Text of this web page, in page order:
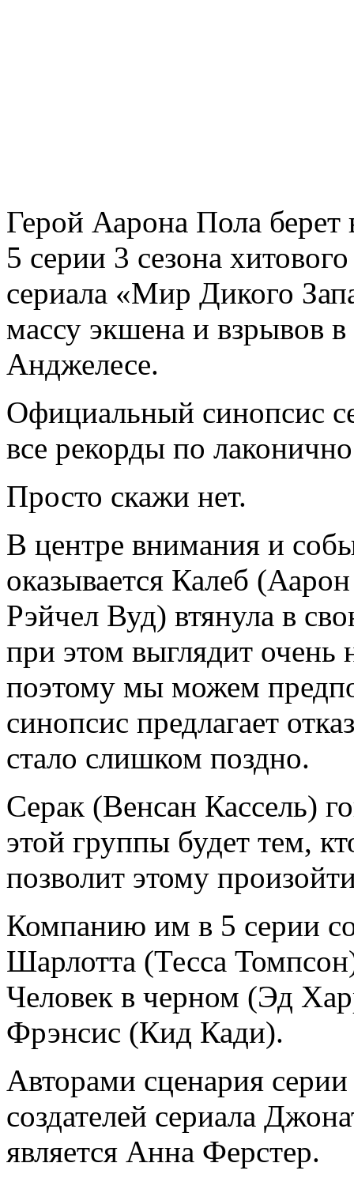
Герой Аарона Пола
5 серии 3 сезона
сериала «Мир Дикого
массу экшена и взрывов
Анджелесе.
Официальный синопсис
все рекорды по
Просто скажи нет.
В центре внимания и
оказывается Калеб
Рэйчел Вуд) втянула в
при этом выглядит
поэтому мы можем
синопсис предлагает
стало слишком поздно.
Серак (Венсан Кассель)
этой группы будет тем,
позволит этому
Компанию им в 5 серии
Шарлотта (Тесса
Человек в черном (Эд
Фрэнсис (Кид Кади).
Авторами сценария
создателей сериала
является Анна Ферстер.